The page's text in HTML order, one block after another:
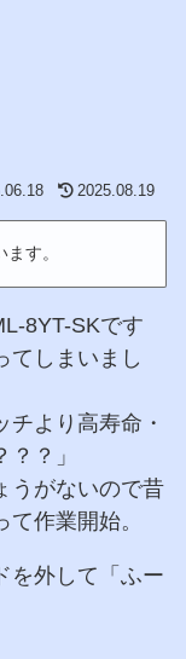
2025.08.19
す。
8YT-SKです
てしまいまし
より高寿命・
？」
うがないので昔
作業開始。
を外して「ふー